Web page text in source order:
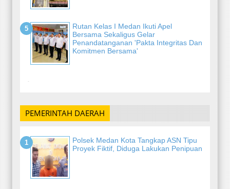
Rutan Kelas I Medan Ikuti Apel
Bersama Sekaligus Gelar
Penandatanganan 'Pakta Integritas Dan
Komitmen Bersama'
-
PEMERINTAH DAERAH
Polsek Medan Kota Tangkap ASN Tipu
Proyek Fiktif, Diduga Lakukan Penipuan